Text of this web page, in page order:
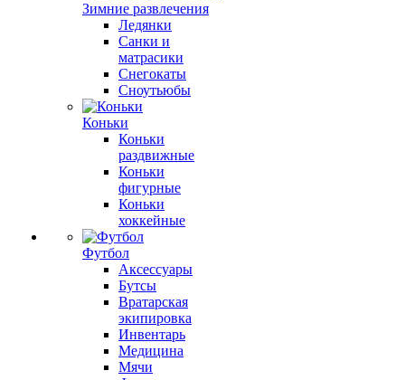
Зимние развлечения
Ледянки
Санки и
матрасики
Снегокаты
Сноутьюбы
Коньки
Коньки
раздвижные
Коньки
фигурные
Коньки
хоккейные
Футбол
Аксессуары
Бутсы
Вратарская
экипировка
Инвентарь
Медицина
Мячи